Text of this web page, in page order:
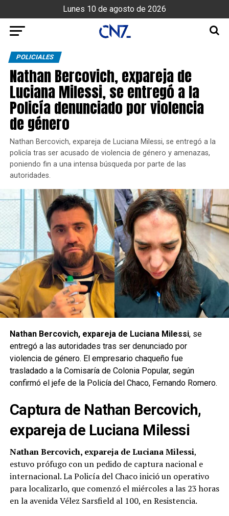
Lunes 10 de agosto de 2026
POLICIALES
Nathan Bercovich, expareja de
Luciana Milessi, se entregó a la
Policía denunciado por violencia
de género
Nathan Bercovich, expareja de Luciana Milessi, se entregó a la
policía tras ser acusado de violencia de género y amenazas,
poniendo fin a una intensa búsqueda por parte de las
autoridades.
Nathan Bercovich, expareja de Luciana Milessi, se
entregó a las autoridades tras ser denunciado por
violencia de género. El empresario chaqueño fue
trasladado a la Comisaría de Colonia Popular, según
confirmó el jefe de la Policía del Chaco, Fernando Romero.
Captura de Nathan Bercovich,
expareja de Luciana Milessi
Nathan Bercovich, expareja de Luciana Milessi,
estuvo prófugo con un pedido de captura nacional e
internacional. La Policía del Chaco inició un operativo
para localizarlo, que comenzó el miércoles a las 23 horas
en la avenida Vélez Sarsfield al 100, en Resistencia.